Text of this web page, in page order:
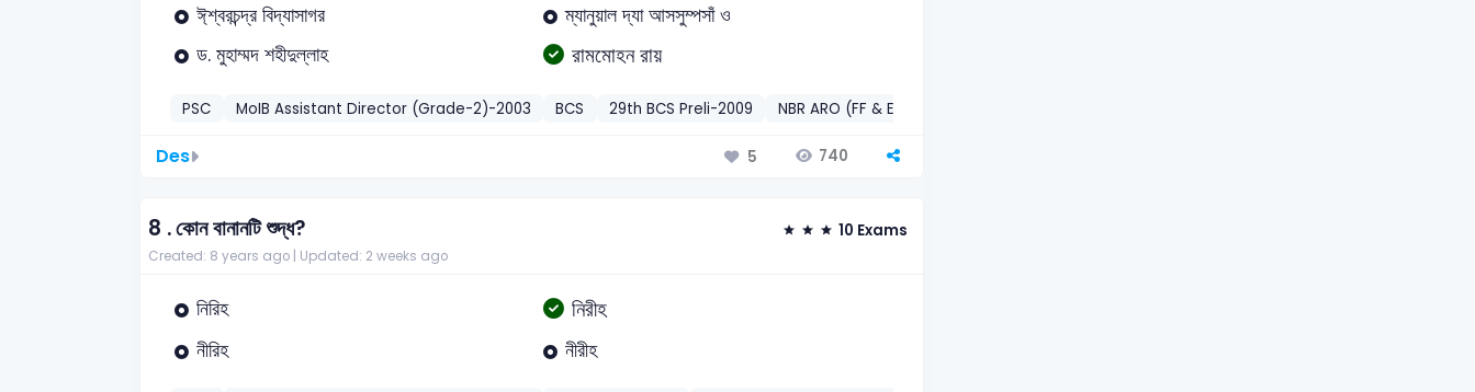
ঈ্শ্বরচন্দ্র বিদ্যাসাগর
ম্যানুয়াল দ্যা আসসুম্পসাঁ ও
ড. মুহাম্মদ শহীদুল্লাহ
রামমোহন রায়
PSC MoIB Assistant Director (Grade-2)-2003 BCS 29th BCS Preli-2009 NBR ARO (FF & EM Quota)-2015
Des 5 740
8 .কোন বানানটি শুদ্ধ? 10 Exams
Created: 8 years ago | Updated: 2 weeks ago
নিরিহ নিরীহ
নীরিহ নীরীহ